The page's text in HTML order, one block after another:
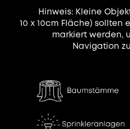
Hinweis: Kleine
10 x 10cm Fläche) sollten
markiert werden,
Navigation